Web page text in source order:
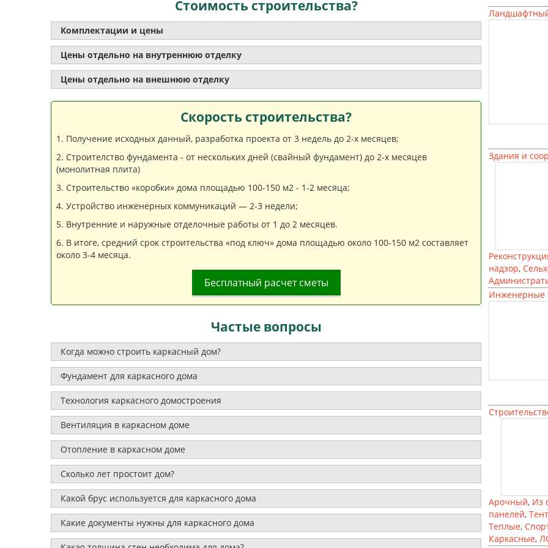
Стоимость строительства?
Комплектации и цены
Цены отдельно на внутреннюю отделку
Цены отдельно на внешнюю отделку
Скорость строительства?
Получение исходных данный, разработка проекта от 3 недель до 2-х месяцев;
Строителство фундамента - от нескольких дней (свайный фундамент) до 2-х месяцев
(монолитная плита)
Строительство «коробки» дома площадью 100-150 м2 - 1-2 месяца;
Устройство инженерных коммуникаций — 2-3 недели;
Внутренние и наружные отделочные работы от 1 до 2 месяцев.
В итоге, средний срок строительства «под ключ» дома площадью около 100-150 м2 составляет
около 3-4 месяца.
Бесплатный расчет сметы
Частые вопросы
Когда можно строить каркасный дом?
Фундамент для каркасного дома
Технология каркасного домостроения
Вентиляция в каркасном доме
Отопление в каркасном доме
Сколько лет простоит дом?
Какой брус используется для каркасного дома
Какие документы нужны для каркасного дома
Здания и
надзор,
Инженерные
Арочный, Из
панелей,
Теплые,
Каркасные,